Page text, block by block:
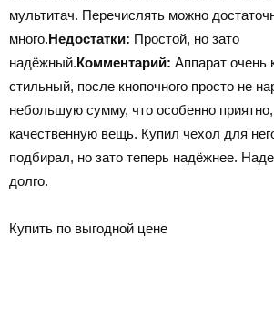
мультитач. Перечислять можно
много.Недостатки: Простой, но зато
надёжный.Комментарий: Аппарат очень
стильный, после кнопочного просто не
небольшую сумму, что особенно
качественную вещь. Купил чехол для
подбирал, но зато теперь надёжнее.
долго.
Купить по выгодной цене